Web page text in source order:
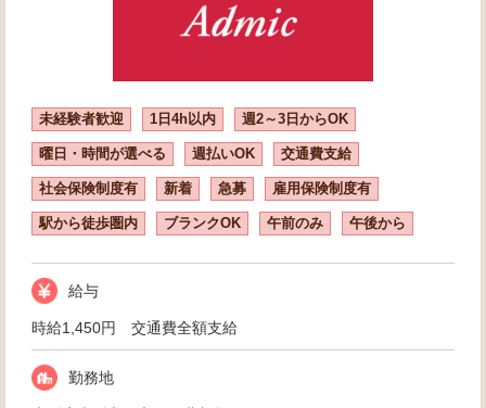
未経験者歓迎 1日4h以内 週2～3日からOK
曜日・時間が選べる 週払いOK 交通費支給
社会保険制度有 新着 急募 雇用保険制度有
駅から徒歩圏内 ブランクOK 午前のみ 午後から
給与
時給1,450円 交通費全額支給
勤務地